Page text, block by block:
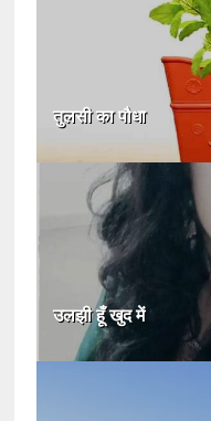
तुलसी का पौधा
उलझी हूँ खुद में